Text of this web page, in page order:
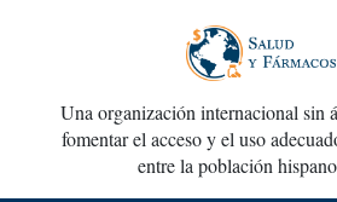
Una organización internacional sin
fomentar el acceso y el uso
entre la población